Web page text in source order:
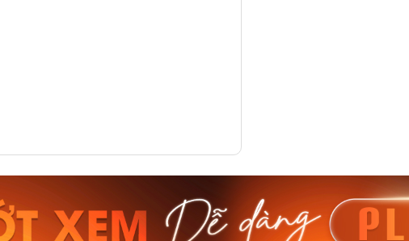
Casio Nam MTS-
115D-1AVDF
2.823.000₫
2.399.550₫
Casio Nam MTS-
RS100L-1AVDF
4.276.000₫
3.634.600₫
Casio
230EL-